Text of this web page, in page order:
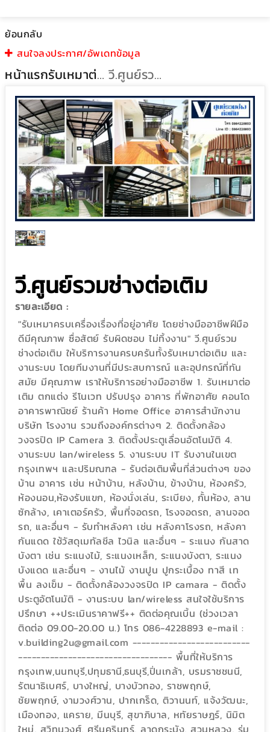
ย้อนกลับ
สนใจลงประกาศ/อัพเดทข้อมูล
หน้าแรก รับเหมาต่อเติม วี.ศูนย์รวมช่างต่อเติม
วี.ศูนย์รวมช่างต่อเติม
รายละเอียด :
"รับเหมาครบเครื่องเรื่องที่อยู่อาศัย โดยช่างมืออาชีพฝีมือ
ดีมีคุณภาพ ซื่อสัตย์ รับผิดชอบ ไม่ทิ้งงาน" วี.ศูนย์รวม
ช่างต่อเติม ให้บริการงานครบครันทั้งรับเหมาต่อเติม และ
งานระบบ โดยทีมงานที่มีประสบการณ์ และอุปกรณ์ที่ทัน
สมัย มีคุณภาพ เราให้บริการอย่างมืออาชีพ 1. รับเหมาต่อ
เติม ตกแต่ง รีโนเวท ปรับปรุง อาคาร ที่พักอาศัย คอนโด
อาคารพาณิชย์ ร้านค้า Home Office อาคารสำนักงาน
บริษัท โรงงาน รวมถึงองค์กรต่างๆ 2. ติดตั้งกล้อง
วงจรปิด IP Camera 3. ติดตั้งประตูเลื่อนอัตโนมัติ 4.
งานระบบ lan/wireless 5. งานระบบ IT รับงานในเขต
กรุงเทพฯ และปริมณฑล - รับต่อเติมพื้นที่ส่วนต่างๆ ของ
บ้าน อาคาร เช่น หน้าบ้าน, หลังบ้าน, ข้างบ้าน, ห้องครัว,
ห้องนอน,ห้องรับแขก, ห้องนั่งเล่น, ระเบียง, กั้นห้อง, ลาน
ซักล้าง, เคาเตอร์ครัว, พื้นที่จอดรถ, โรงจอดรถ, ลานจอด
รถ, และอื่นๆ - รับทำหลังคา เช่น หลังคาโรงรถ, หลังคา
กันแดด ใช้วัสดุเมทัลชีล ไวนิล และอื่นๆ - ระแนง กันสาด
บังตา เช่น ระแนงไม้, ระแนงเหล็ก, ระแนงบังตา, ระแนง
บังแดด และอื่นๆ - งานไม้ งานปูน ปูกระเบื้อง ทาสี เท
พื้น ลงเข็ม - ติดตั้งกล้องวงจรปิด IP camara - ติดตั้ง
ประตูอัตโนมัติ - งานระบบ lan/wireless สนใจใช้บริการ
ปรึกษา ++ประเมินราคาฟรี++ ติดต่อคุณเบิ้น (ช่วงเวลา
ติดต่อ 09.00-20.00 น.) โทร 086-4228893 e-mail :
v.building2u@gmail.com --------------------------
---------------------------------- พื้นที่ให้บริการ
กรุงเทพ,นนทบุรี,ปทุมธานี,ธนบุรี,ปิ่นเกล้า, บรมราชชนนี,
รัตนาธิเบศร์, บางใหญ่, บางบัวทอง, ราชพฤกษ์,
ชัยพฤกษ์, งามวงศ์วาน, ปากเกร็ด, ติวานนท์, แจ้งวัฒนะ,
เมืองทอง, แคราย, มีนบุรี, สุขาภิบาล, หทัยราษฎร์, นิมิต
ใหม่, สุวิทนวงศ์, ศรีนครินทร์, ลาดกระบัง, สวนหลวง, ร่ม